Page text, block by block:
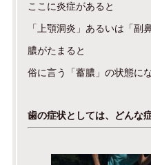
ここに炎症があると
「上顎洞炎」あるいは「副
膿がたまると
俗に言う「蓄膿」の状態に
歯の症状としては、どんな